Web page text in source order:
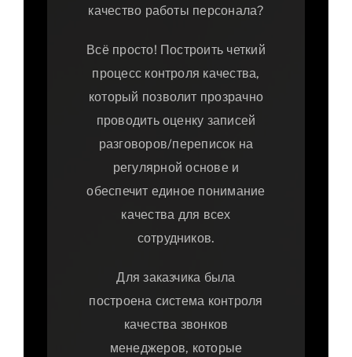
качество работы персонала?
Всё просто! Построить четкий
процесс контроля качества,
который позволит прозрачно
проводить оценку записей
разговоров/переписок на
регулярной основе и
обеспечит единое понимание
качества для всех
сотрудников.
Для заказчика была
построена система контроля
качества звонков
менеджеров, которые